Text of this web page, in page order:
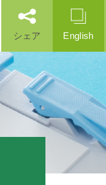
シェア English